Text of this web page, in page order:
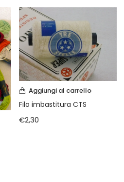
Aggiungi al carrello
Filo imbastitura CTS
€2,30